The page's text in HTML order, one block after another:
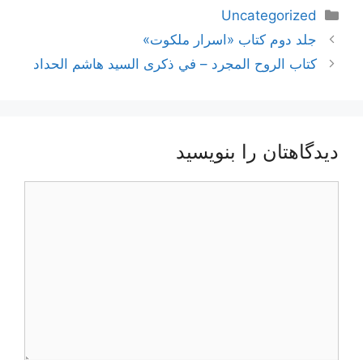
دسته‌ها
Uncategorized
ناوبری
نوشته‌ها
جلد دوم کتاب «اسرار ملکوت»
كتاب الروح المجرد – في ذكرى السيد هاشم الحداد
دیدگاهتان را بنویسید